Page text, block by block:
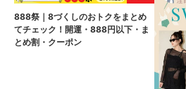
888祭｜8づくしのおトクをまとめ
てチェック！開運・888円以下・ま
とめ割・クーポン